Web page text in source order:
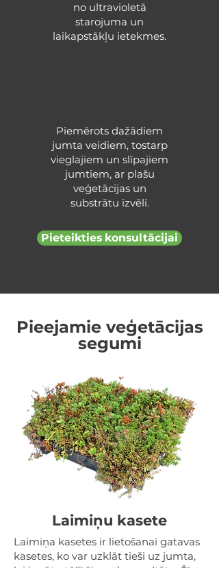
no ultravioletā
starojuma un
laikapstākļu ietekmes.
Piemērots dažādiem
jumta veidiem, tostarp
vieglajiem un slīpajiem
jumtiem, ar plašu
veģetācijas un
substrātu izvēli.
Pieteikties konsultācijai
Pieejamie veģetācijas
segumi
Laimiņu kasete
Laimiņa kasetes ir lietošanai gatavas
kasetes, ko var uzklāt tieši uz jumta,